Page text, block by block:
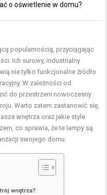
o oświetlenie w domu?
popularnością, przyciągając
Ich surowy, industrialny
nie tylko funkcjonalne źródło
W zależności od
do przestrzeni nowoczesny
Warto zatem zastanowić się,
wnętrza oraz jakie style
co sprawia, że te lampy są
swojego domu.
wnętrza?